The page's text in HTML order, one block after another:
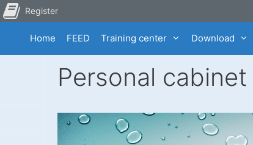
Home FEED Training center Download
Personal cabinet
Register